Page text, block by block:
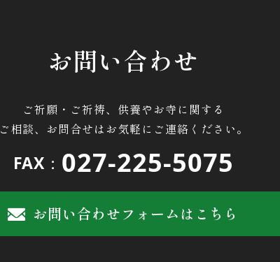
お問い合わせ
ご祈願・ご祈祷、供養やお寺に関する
ご相談、お問合せはお気軽にご連絡ください。
FAX： 027-225-5075
お問い合わせフォームはこちら